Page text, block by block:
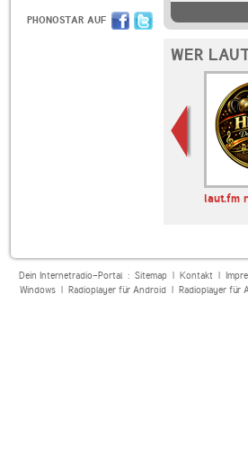
PHONOSTAR AUF
WER
laut.fm
Dein Internetradio-Portal : Sitemap| Kontakt|
Windows| Radioplayer für Android| Radioplayer für